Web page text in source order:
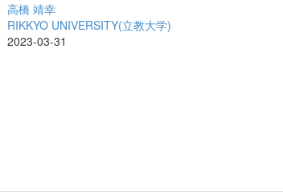
高橋 靖幸
RIKKYO UNIVERSITY(立教大学)
2023-03-31